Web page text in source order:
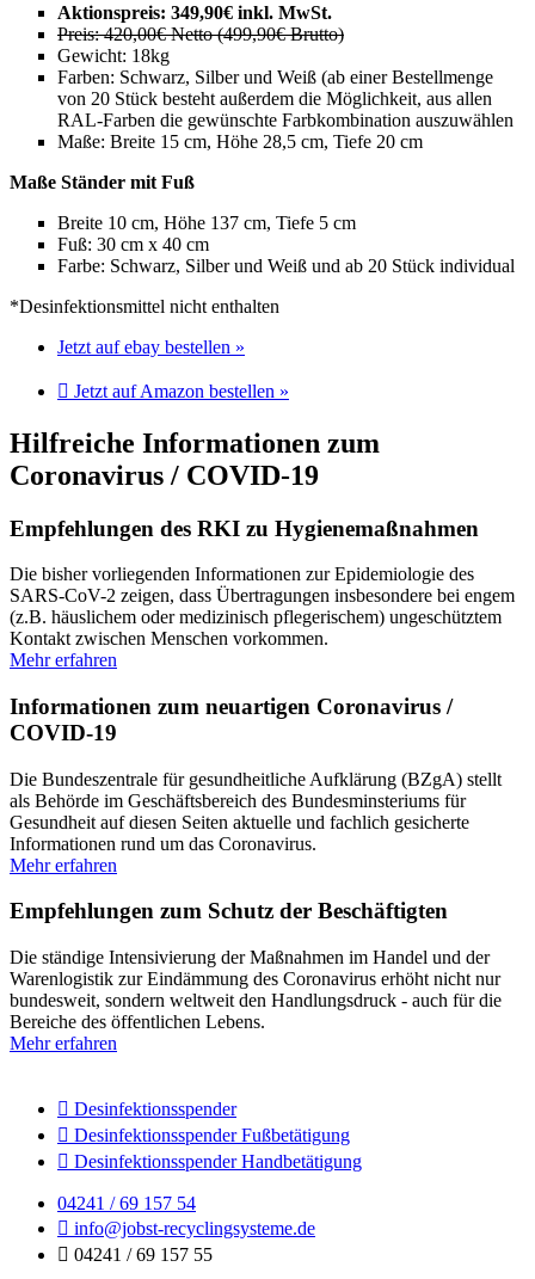
Aktionspreis: 349,90€ inkl. MwSt.
Preis: 420,00€ Netto (499,90€ Brutto)
Gewicht: 18kg
Farben: Schwarz, Silber und Weiß (ab einer Bestellmenge
von 20 Stück besteht außerdem die Möglichkeit, aus allen
RAL-Farben die gewünschte Farbkombination auszuwählen
Maße: Breite 15 cm, Höhe 28,5 cm, Tiefe 20 cm
Maße Ständer mit Fuß
Breite 10 cm, Höhe 137 cm, Tiefe 5 cm
Fuß: 30 cm x 40 cm
Farbe: Schwarz, Silber und Weiß und ab 20 Stück individual
*Desinfektionsmittel nicht enthalten
Jetzt auf ebay bestellen »
Jetzt auf Amazon bestellen »
Hilfreiche Informationen zum
Coronavirus / COVID-19
Empfehlungen des RKI zu Hygienemaßnahmen
Die bisher vorliegenden Informationen zur Epidemiologie des
SARS-CoV-2 zeigen, dass Übertragungen insbesondere bei engem
(z.B. häuslichem oder medizinisch pflegerischem) ungeschütztem
Kontakt zwischen Menschen vorkommen.
Mehr erfahren
Informationen zum neuartigen Coronavirus /
COVID-19
Die Bundeszentrale für gesundheitliche Aufklärung (BZgA) stellt
als Behörde im Geschäftsbereich des Bundesminsteriums für
Gesundheit auf diesen Seiten aktuelle und fachlich gesicherte
Informationen rund um das Coronavirus.
Mehr erfahren
Empfehlungen zum Schutz der Beschäftigten
Die ständige Intensivierung der Maßnahmen im Handel und der
Warenlogistik zur Eindämmung des Coronavirus erhöht nicht nur
bundesweit, sondern weltweit den Handlungsdruck - auch für die
Bereiche des öffentlichen Lebens.
Mehr erfahren
Desinfektionsspender
Desinfektionsspender Fußbetätigung
Desinfektionsspender Handbetätigung
04241 / 69 157 54
info@jobst-recyclingsysteme.de
04241 / 69 157 55